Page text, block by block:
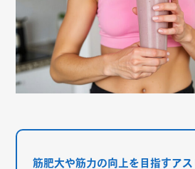
筋肥大や筋力の向上を目指すア